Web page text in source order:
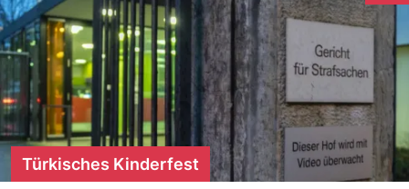
Türkisches Kinderfest